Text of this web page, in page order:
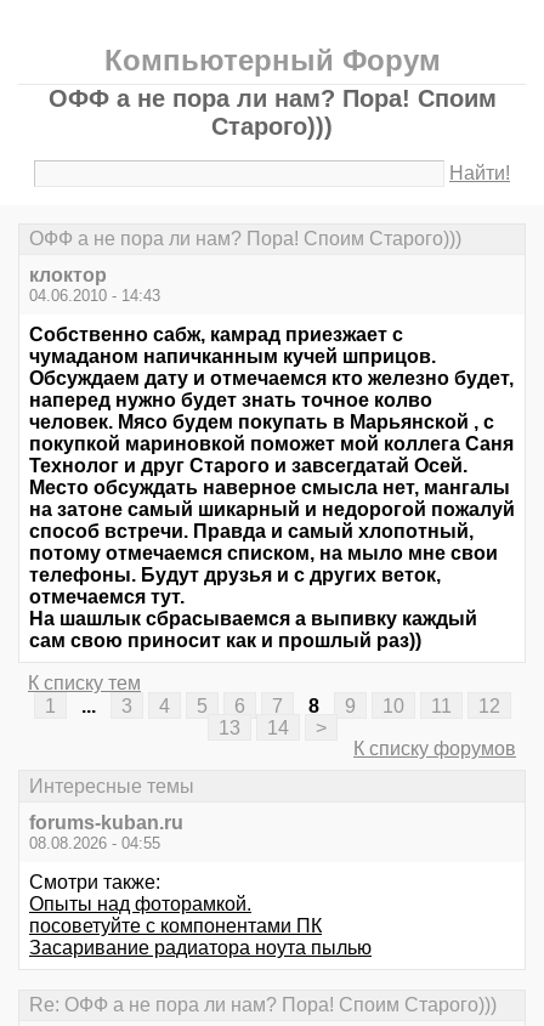
Компьютерный Форум
ОФФ а не пора ли нам? Пора! Споим
Старого)))
Найти!
ОФФ а не пора ли нам? Пора! Споим Старого)))
клоктор
04.06.2010 - 14:43
Собственно сабж, камрад приезжает с
чумаданом напичканным кучей шприцов.
Обсуждаем дату и отмечаемся кто железно будет,
наперед нужно будет знать точное колво
человек. Мясо будем покупать в Марьянской , с
покупкой мариновкой поможет мой коллега Саня
Технолог и друг Старого и завсегдатай Осей.
Место обсуждать наверное смысла нет, мангалы
на затоне самый шикарный и недорогой пожалуй
способ встречи. Правда и самый хлопотный,
потому отмечаемся списком, на мыло мне свои
телефоны. Будут друзья и с других веток,
отмечаемся тут.
На шашлык сбрасываемся а выпивку каждый
сам свою приносит как и прошлый раз))
К списку тем
1
3 4 5 6 7 8 9 10 11
12
13
14
>
К списку форумов
Интересные темы
forums-kuban.ru
08.08.2026 - 04:55
Смотри также:
Опыты над фоторамкой.
посоветуйте с компонентами ПК
Засаривание радиатора ноута пылью
Re: ОФФ а не пора ли нам? Пора! Споим Старого)))